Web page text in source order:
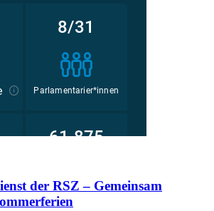
der RSZ – Gemeinsam